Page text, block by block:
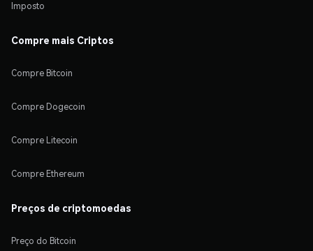
Imposto
Compre mais Criptos
Compre Bitcoin
Compre Dogecoin
Compre Litecoin
Compre Ethereum
Preços de criptomoedas
Preço do Bitcoin